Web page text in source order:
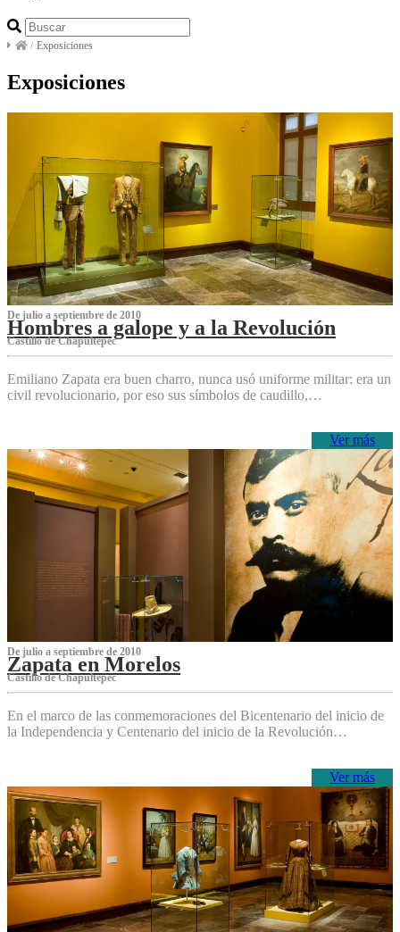
/ Exposiciones
Exposiciones
De julio a septiembre de 2010
Hombres a galope y a la Revolución
Castillo de Chapultepec
Emiliano Zapata era buen charro, nunca usó uniforme militar: era un
civil revolucionario, por eso sus símbolos de caudillo,…
Ver más
De julio a septiembre de 2010
Zapata en Morelos
Castillo de Chapultepec
En el marco de las conmemoraciones del Bicentenario del inicio de
la Independencia y Centenario del inicio de la Revolución…
Ver más